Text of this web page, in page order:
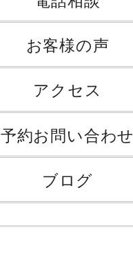
お客様の声
アクセス
予約お問い合わせ
ブログ